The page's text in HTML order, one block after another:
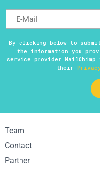
By clicking below to
the information you
service provider
their
Team
Contact
Partner